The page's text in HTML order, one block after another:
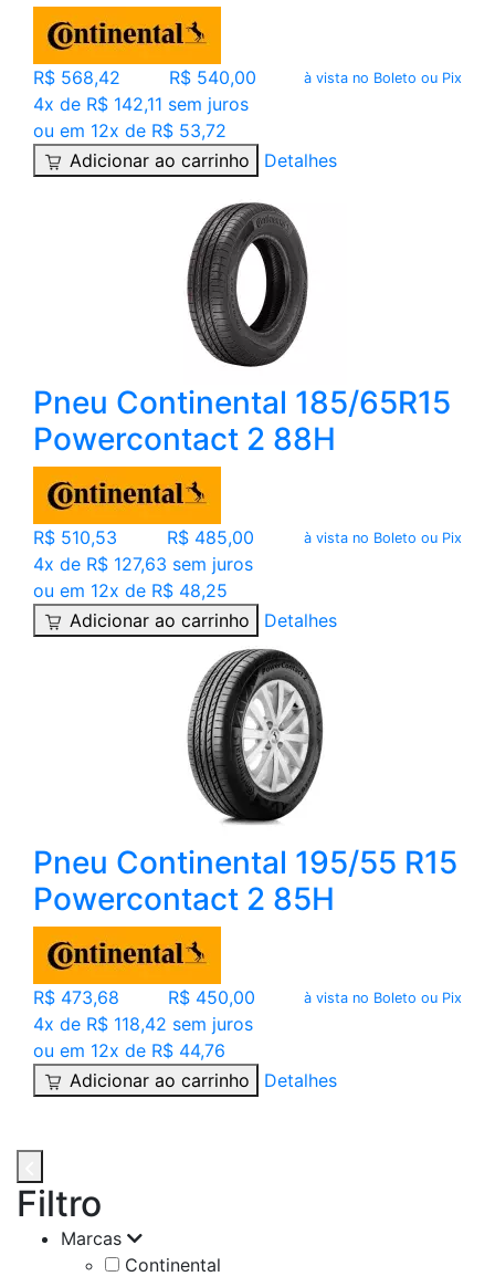
R$ 568,42 R$ 540,00 à vista no Boleto ou Pix
4x de R$ 142,11 sem juros
ou em 12x de R$ 53,72
Adicionar ao carrinho
Detalhes
Pneu Continental 185/65R15
Powercontact 2 88H
R$ 510,53 R$ 485,00 à vista no Boleto ou Pix
4x de R$ 127,63 sem juros
ou em 12x de R$ 48,25
Adicionar ao carrinho
Detalhes
Pneu Continental 195/55 R15
Powercontact 2 85H
R$ 473,68 R$ 450,00 à vista no Boleto ou Pix
4x de R$ 118,42 sem juros
ou em 12x de R$ 44,76
Adicionar ao carrinho
Detalhes
Filtro
Marcas
Continental